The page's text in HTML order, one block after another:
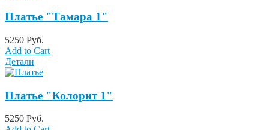
Платье "Тамара 1"
5250 Руб.
Add to Cart
Детали
Платье "Колорит 1"
5250 Руб.